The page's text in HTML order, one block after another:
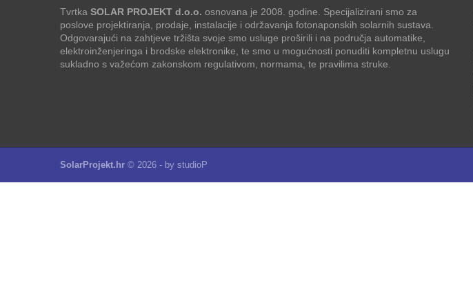
Tvrtka SOLAR PROJEKT d.o.o. osnovana je 2008. godine. Specijalizirani smo za
poslove projektiranja, prodaje, instalacije i održavanja fotonaponskih solarnih sustava.
Odgovarajući na zahtjeve tržišta svoje smo usluge proširili i na područja automatike,
elektroinženjeringa i brodske elektronike, te smo u mogućnosti ponuditi kompletnu uslugu
sukladno s važećom zakonskom regulativom, normama, te pravilima struke.
SolarProjekt.hr © 2026 - by studioP